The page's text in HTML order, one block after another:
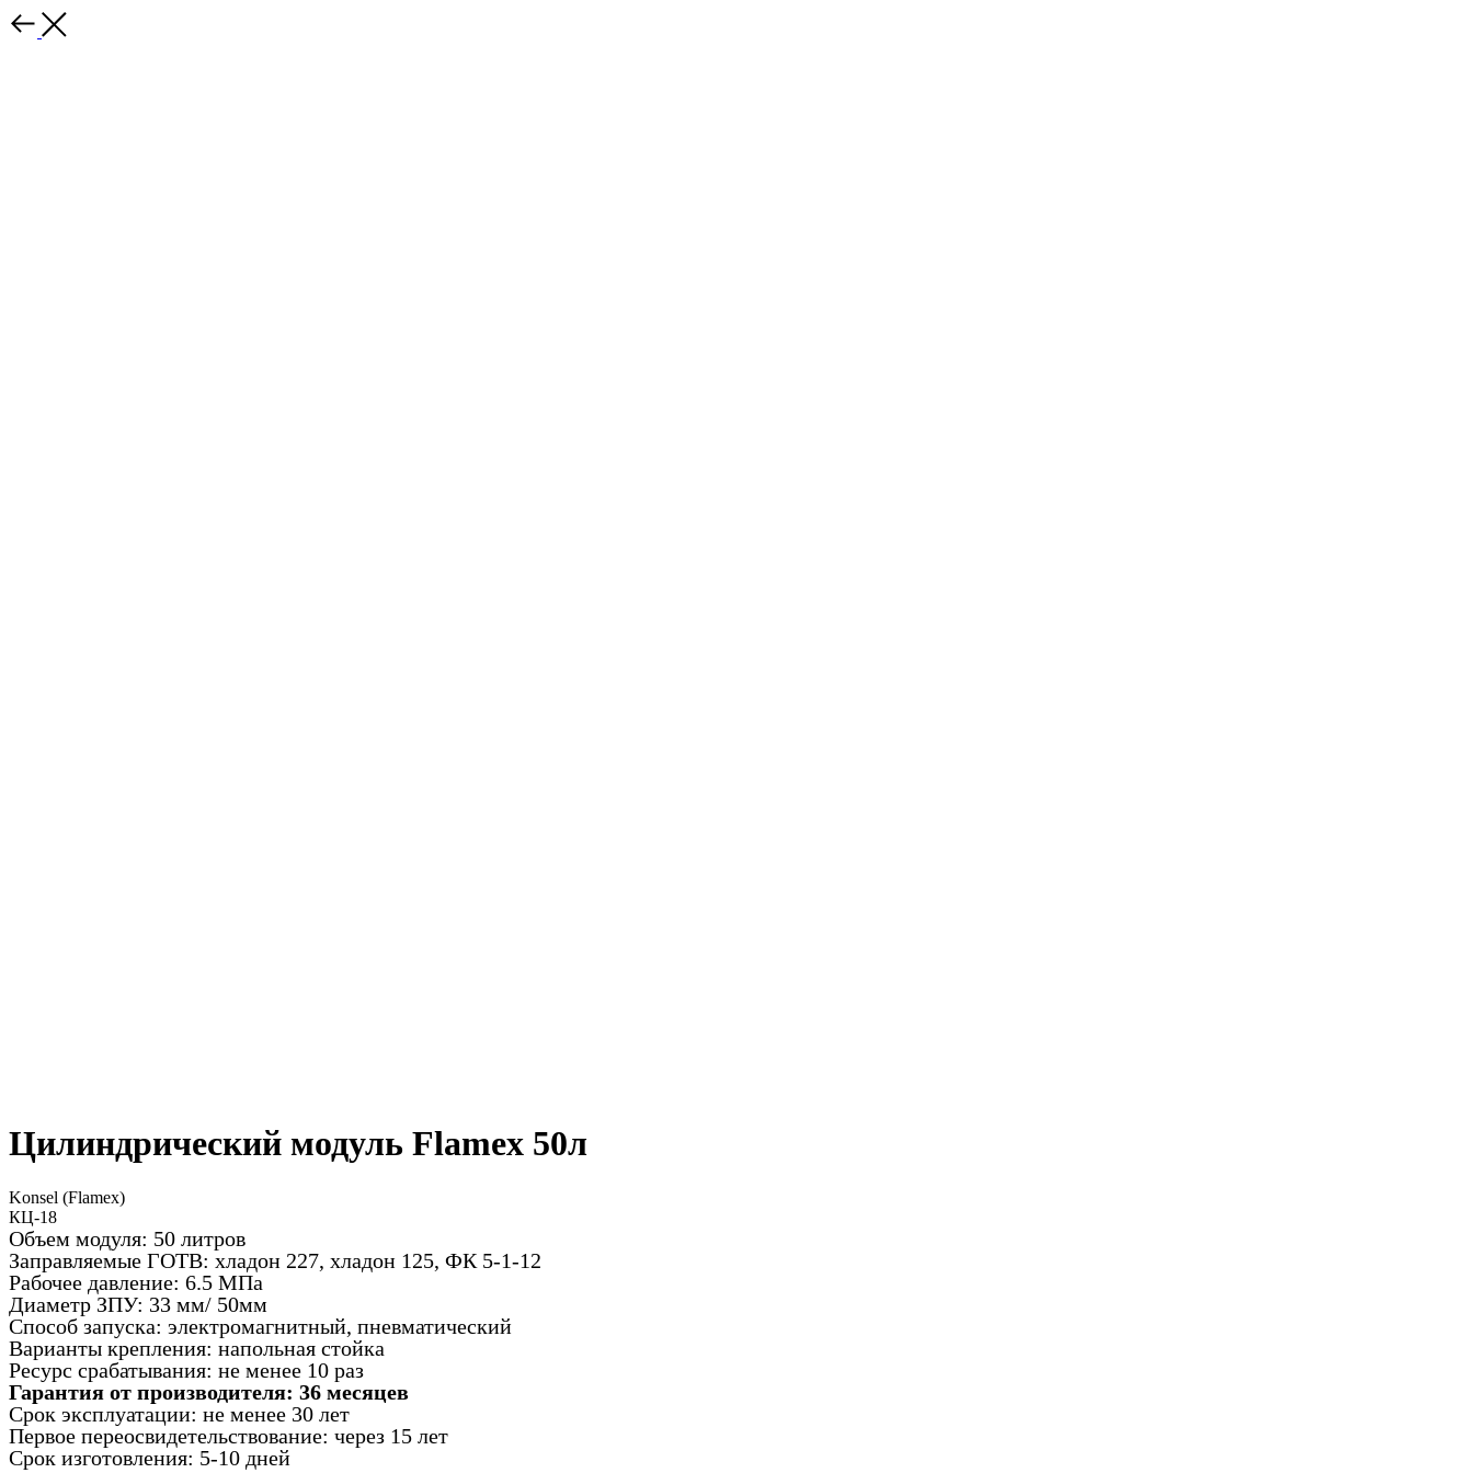
Цилиндрический модуль Flamex 50л
Konsel (Flamex)
КЦ-18
Объем модуля: 50 литров
Заправляемые ГОТВ: хладон 227, хладон 125, ФК 5-1-12
Рабочее давление: 6.5 МПа
Диаметр ЗПУ: 33 мм/ 50мм
Способ запуска: электромагнитный, пневматический
Варианты крепления: напольная стойка
Ресурс срабатывания: не менее 10 раз
Гарантия от производителя: 36 месяцев
Срок эксплуатации: не менее 30 лет
Первое переосвидетельствование: через 15 лет
Срок изготовления: 5-10 дней